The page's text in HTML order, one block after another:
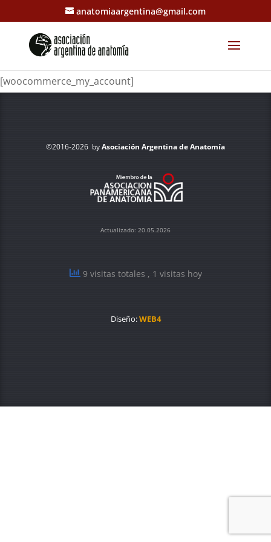
anatomiaargentina@gmail.com
[woocommerce_my_account]
©2016-2026 byAsociación Argentina de Anatomía
Actualizado: 20.05.2026
9 visitas totales , 1 visitas hoy
Diseño:WEB4